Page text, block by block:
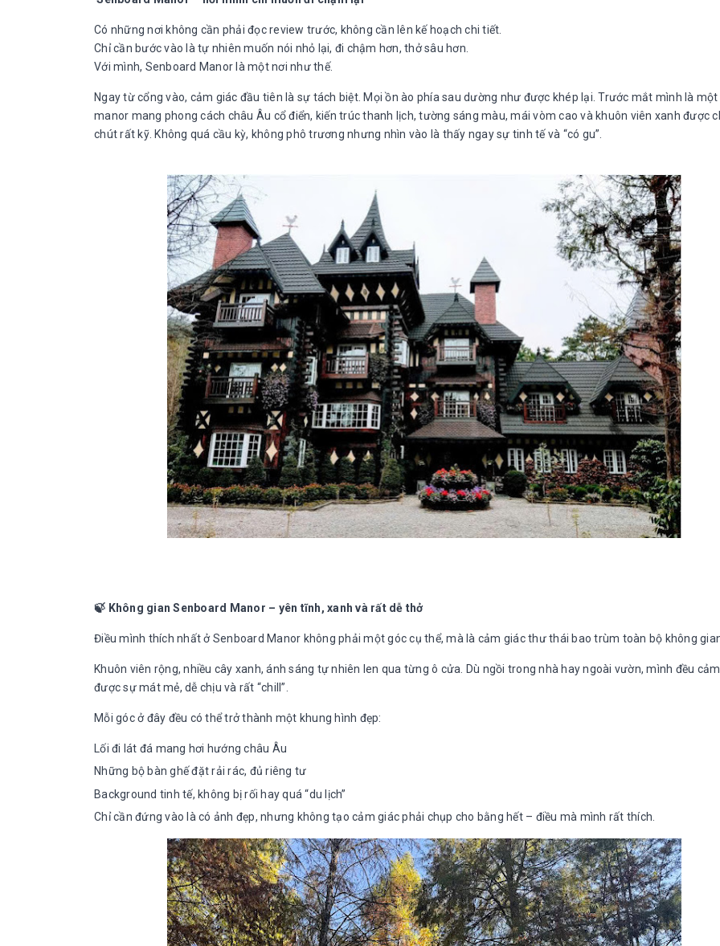
Có những nơi không cần phải đọc review trước, không cần lên kế hoạch chi tiết.
Chỉ cần bước vào là tự nhiên muốn nói nhỏ lại, đi chậm hơn, thở sâu hơn.
Với mình, Senboard Manor là một nơi như thế.
Ngay từ cổng vào, cảm giác đầu tiên là sự tách biệt. Mọi ồn ào phía sau dường như được khép lại. Trước mắt mình là một
manor mang phong cách châu Âu cổ điển, kiến trúc thanh lịch, tường sáng màu, mái vòm cao và khuôn viên xanh được
chút rất kỹ. Không quá cầu kỳ, không phô trương nhưng nhìn vào là thấy ngay sự tinh tế và “có gu”.
🍃 Không gian Senboard Manor – yên tĩnh, xanh và rất dễ thở
Điều mình thích nhất ở Senboard Manor không phải một góc cụ thể, mà là cảm giác thư thái bao trùm toàn bộ không
Khuôn viên rộng, nhiều cây xanh, ánh sáng tự nhiên len qua từng ô cửa. Dù ngồi trong nhà hay ngoài vườn, mình đều
được sự mát mẻ, dễ chịu và rất “chill”.
Mỗi góc ở đây đều có thể trở thành một khung hình đẹp:
Lối đi lát đá mang hơi hướng châu Âu
Những bộ bàn ghế đặt rải rác, đủ riêng tư
Background tinh tế, không bị rối hay quá “du lịch”
Chỉ cần đứng vào là có ảnh đẹp, nhưng không tạo cảm giác phải chụp cho bằng hết – điều mà mình rất thích.